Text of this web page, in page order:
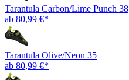
Tarantula Carbon/Lime Punch 38
ab 80,99 €*
Tarantula Olive/Neon 35
ab 80,99 €*